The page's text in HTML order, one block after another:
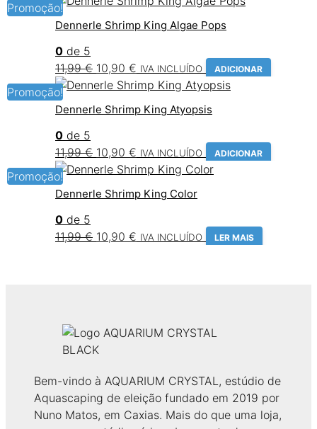
Promoção!
Dennerle Shrimp King Algae Pops
0 de 5
11,99€ O
preço
era:
10,90 € O
preço
é:
IVA INCLUÍDO ADICIONAR
Promoção!
Dennerle Shrimp King Atyopsis
0 de 5
11,99€ O
preço
era:
10,90 € O
preço
é:
IVA INCLUÍDO ADICIONAR
Promoção!
Dennerle Shrimp King Color
0 de 5
11,99€ O
10,90 € O
IVA INCLUÍDO LER MAIS
Bem-vindo à AQUARIUM CRYSTAL, estúdio de
Aquascaping de eleição fundado em 2019 por
Nuno Matos, em Caxias. Mais do que uma loja,